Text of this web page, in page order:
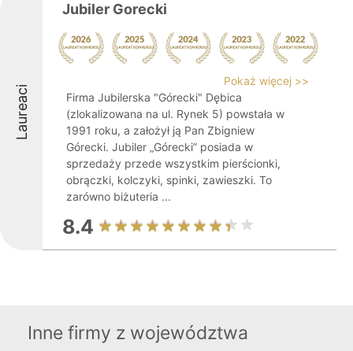
Laureaci
Jubiler Gorecki
Pokaż więcej >>
Firma Jubilerska "Górecki" Dębica
(zlokalizowana na ul. Rynek 5) powstała w
1991 roku, a założył ją Pan Zbigniew
Górecki. Jubiler „Górecki” posiada w
sprzedaży przede wszystkim pierścionki,
obrączki, kolczyki, spinki, zawieszki. To
zarówno biżuteria ...
8.4
Inne firmy z województwa